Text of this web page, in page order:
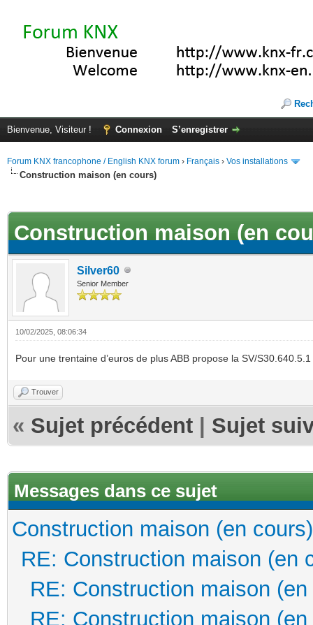
Bienvenue, Visiteur ! Connexion S’enregistrer
Forum KNX francophone / English KNX forum › Français › Vos installations
Construction maison (en cours)
Construction maison (en
Silver60
Senior Member
10/02/2025, 08:06:34
Pour une trentaine d’euros de plus ABB propose la SV/
Trouver
« Sujet précédent Sujet
Messages dans ce sujet
Construction maison (en cours)
RE: Construction maison (en
RE: Construction maison
RE: Construction maison